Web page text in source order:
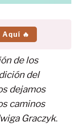
Aquí 🔥
de los
del
dejamos
caminos
Graczyk.